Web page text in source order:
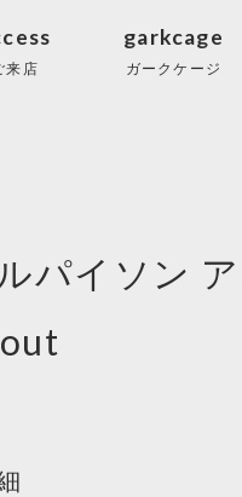
来店
garkcage
ガークケージ
パイソン